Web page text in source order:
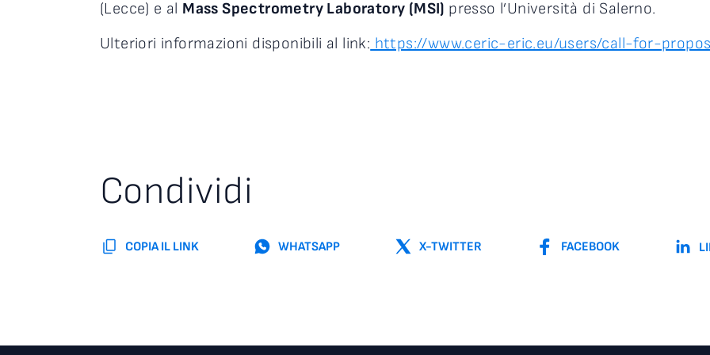
(Lecce) e al Mass Spectrometry Laboratory (MSI) presso l’Università di Salerno.
Ulteriori informazioni disponibili al link: https://www.ceric-eric.eu/users/call-for-
Condividi
COPIA IL LINK WHATSAPP X-TWITTER FACEBOOK